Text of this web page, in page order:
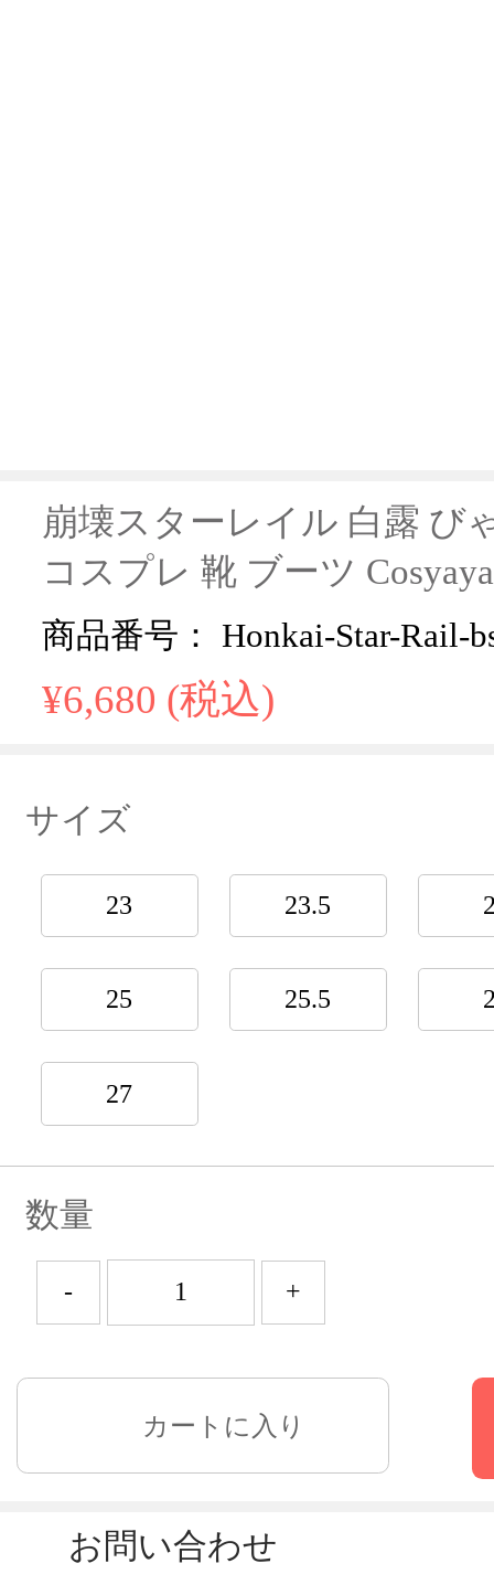
崩壊スターレイル 白露 び
コスプレ 靴 ブーツ
商品番号： Honkai-Star-Rail-
¥6,680 (税込)
サイズ
23 23.5
25 25.5
27
数量
- +
お問い合わせ